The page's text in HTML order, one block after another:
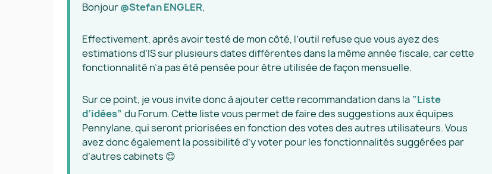
Bonjour@Stefan ENGLER,
Effectivement, après avoir testé de mon côté, l’outil refuse que vous ayez des
estimations d’IS sur plusieurs dates différentes dans la même année fiscale, car cette
fonctionnalité n’a pas été pensée pour être utilisée de façon mensuelle.
Sur ce point, je vous invite donc à ajouter cette recommandation dans la “Liste
d’idées” du Forum. Cette liste vous permet de faire des suggestions aux équipes
Pennylane, qui seront priorisées en fonction des votes des autres utilisateurs. Vous
avez donc également la possibilité d’y voter pour les fonctionnalités suggérées par
d’autres cabinets 😊